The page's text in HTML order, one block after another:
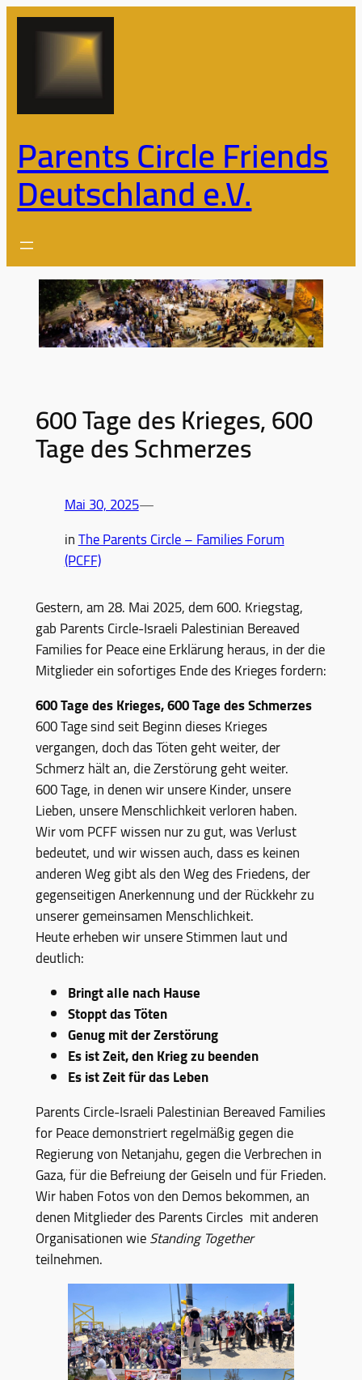
Zum
Parents Circle Friends
Deutschland e.V.
600 Tage des Krieges, 600
Tage des Schmerzes
Mai 30, 2025—
inThe Parents Circle – Families Forum
(PCFF)
Gestern, am 28. Mai 2025, dem 600. Kriegstag,
gab Parents Circle-Israeli Palestinian Bereaved
Families for Peace eine Erklärung heraus, in der die
Mitglieder ein sofortiges Ende des Krieges fordern:
600 Tage des Krieges, 600 Tage des Schmerzes
600 Tage sind seit Beginn dieses Krieges
vergangen, doch das Töten geht weiter, der
Schmerz hält an, die Zerstörung geht weiter.
600 Tage, in denen wir unsere Kinder, unsere
Lieben, unsere Menschlichkeit verloren haben.
Wir vom PCFF wissen nur zu gut, was Verlust
bedeutet, und wir wissen auch, dass es keinen
anderen Weg gibt als den Weg des Friedens, der
gegenseitigen Anerkennung und der Rückkehr zu
unserer gemeinsamen Menschlichkeit.
Heute erheben wir unsere Stimmen laut und
deutlich:
Bringt alle nach Hause
Stoppt das Töten
Genug mit der Zerstörung
Es ist Zeit, den Krieg zu beenden
Es ist Zeit für das Leben
Parents Circle-Israeli Palestinian Bereaved Families
for Peace demonstriert regelmäßig gegen die
Regierung von Netanjahu, gegen die Verbrechen in
Gaza, für die Befreiung der Geiseln und für Frieden.
Wir haben Fotos von den Demos bekommen, an
denen Mitglieder des Parents Circles mit anderen
Organisationen wieStanding Together
teilnehmen.